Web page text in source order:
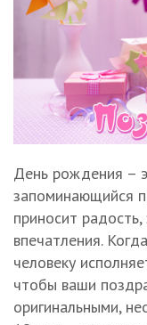
День рождения –
запоминающийся
приносит
впечатления.
человеку
чтобы ваши
оригинальными,